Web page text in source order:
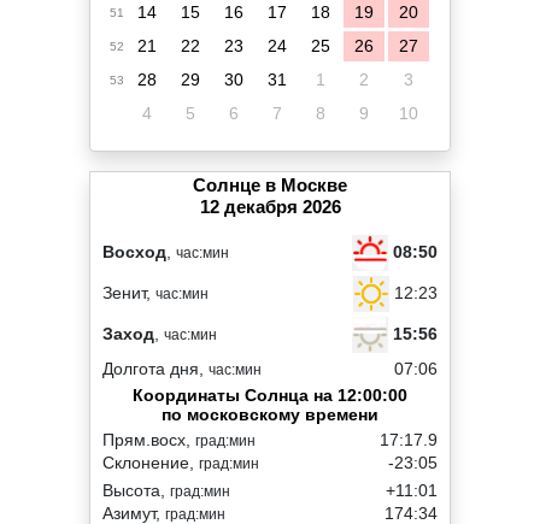
51 14 15 16 17 18 19 20
52 21 22 23 24 25 26 27
53 28 29 30 31 1 2
3
4
5 6 7 8 9 10
Солнце в Москве
12 декабря 2026
Восход час:мин 08:50
Зенит, час:мин 12:23
Заход час:мин
15:56
Долгота дня, час:мин
07:06
Координаты Солнца на 12:00:00
по московскому времени
Прям.восх, град:мин
Склонение, град:мин
17:17.9
-23:05
Высота, град:мин
Азимут, град:мин
+11:01
174:34